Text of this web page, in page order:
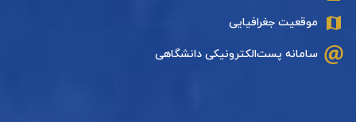
موقعیت جغرافیایی
سامانه پست‌الکترونیکی دانشگاهی